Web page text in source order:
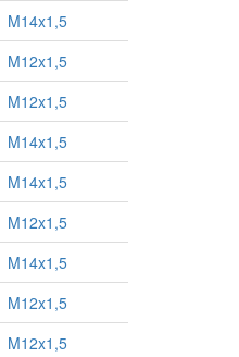
M14x1,5
M12x1,5
M12x1,5
M14x1,5
M14x1,5
M12x1,5
M14x1,5
M12x1,5
M12x1,5